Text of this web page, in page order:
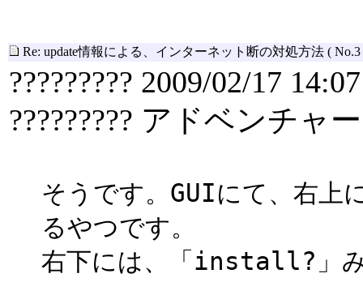
Re: update情報による、インターネット断の対処方法 ( No.3
????????? 2009/02/17 14:07
????????? アドベンチャー
そうです。GUIにて、右上
るやつです。
右下には、「install?」み